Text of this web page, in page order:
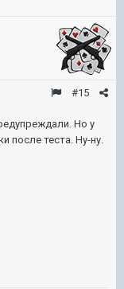
#15
Но у
после теста. Ну-ну.